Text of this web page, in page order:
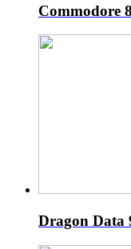
Commodore
Dragon Data